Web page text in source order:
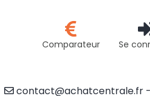
Comparateur Se
contact@achatcentrale.fr -